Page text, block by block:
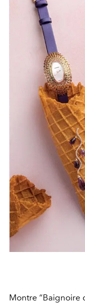
Montre “Baignoire